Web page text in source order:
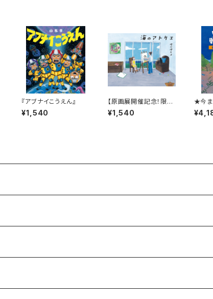
『アブナイこうえん』
¥1,540
【原画展開催記念！限定
20冊「希望の宛名入り
サイン本」】『海のアトリ
¥1,540
★今ま
ュー
本★『